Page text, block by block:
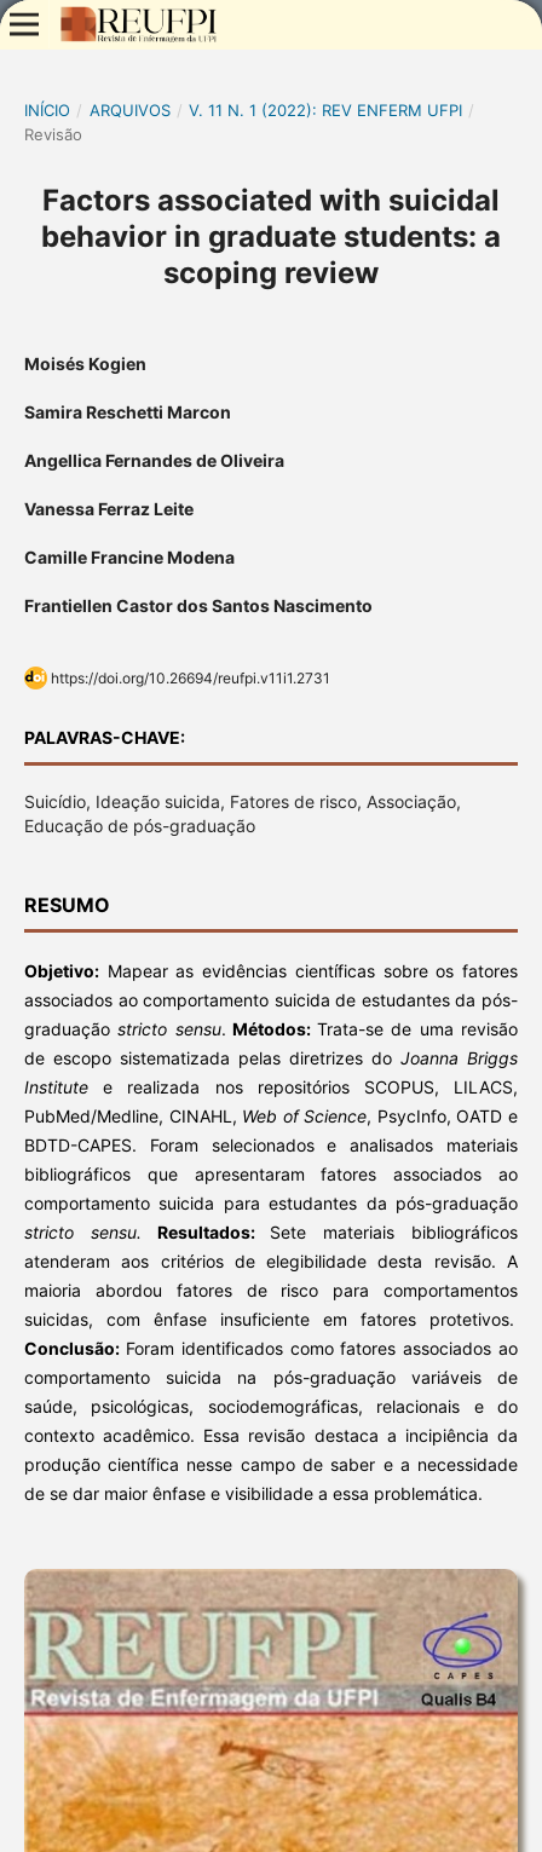
INÍCIO / ARQUIVOS / V. 11 N. 1 (2022): REV ENFERM UFPI /
Revisão
Factors associated with suicidal
behavior in graduate students: a
scoping review
Moisés Kogien
Samira Reschetti Marcon
Angellica Fernandes de Oliveira
Vanessa Ferraz Leite
Camille Francine Modena
Frantiellen Castor dos Santos Nascimento
https://doi.org/10.26694/reufpi.v11i1.2731
PALAVRAS-CHAVE:
Suicídio, Ideação suicida, Fatores de risco, Associação,
Educação de pós-graduação
RESUMO
Objetivo:Mapear as evidências científicas sobre os fatores
associados ao comportamento suicida de estudantes da pós-
graduaçãostricto sensu. Métodos:Trata-se de uma revisão
de escopo sistematizada pelas diretrizes doJoanna Briggs
Institutee realizada nos repositórios SCOPUS, LILACS,
PubMed/Medline, CINAHL, Web of Science, PsycInfo, OATD e
BDTD-CAPES. Foram selecionados e analisados materiais
bibliográficos que apresentaram fatores associados ao
comportamento suicida para estudantes da pós-graduação
stricto sensu.
Resultados: Sete materiais bibliográficos
atenderam aos critérios de elegibilidade desta revisão. A
maioria abordou fatores de risco para comportamentos
suicidas, com ênfase insuficiente em fatores protetivos.
Conclusão: Foram identificados como fatores associados ao
comportamento suicida na pós-graduação variáveis de
saúde, psicológicas, sociodemográficas, relacionais e do
contexto acadêmico. Essa revisão destaca a incipiência da
produção científica nesse campo de saber e a necessidade
de se dar maior ênfase e visibilidade a essa problemática.